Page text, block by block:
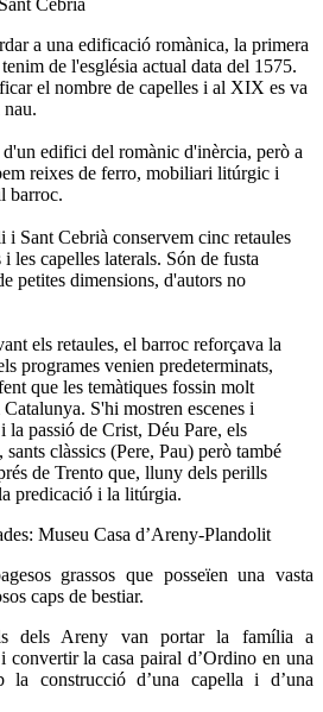
a una edificació romànica, la primera
de l'església actual data del 1575.
el nombre de capelles i al XIX es va
edifici del romànic d'inèrcia, però a
reixes de ferro, mobiliari litúrgic i
barroc.
i Sant Cebrià conservem cinc retaules
les capelles laterals. Són de fusta
petites dimensions, d'autors no
els retaules, el barroc reforçava la
programes venien predeterminats,
que les temàtiques fossin molt
S'hi mostren escenes i
la passió de Crist, Déu Pare, els
clàssics (Pere, Pau) però també
de Trento que, lluny dels perills
predicació i la litúrgia.
Museu Casa d’Areny-Plandolit
grassos que posseïen una vasta
caps de bestiar.
dels Areny van portar la família a
convertir la casa pairal d’Ordino en una
la construcció d’una capella i d’una